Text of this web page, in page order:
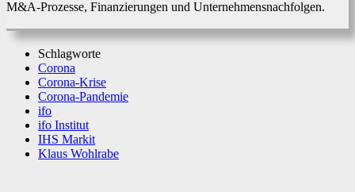
M&A-Prozesse, Finanzierungen und Unternehmensnachfolgen.
Schlagworte
Corona
Corona-Krise
Corona-Pandemie
ifo
ifo Institut
IHS Markit
Klaus Wohlrabe